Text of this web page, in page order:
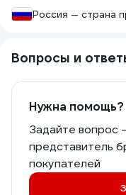
Россия — страна
Вопросы и
Нужна помощь?
Задайте вопрос
представитель
покупателей